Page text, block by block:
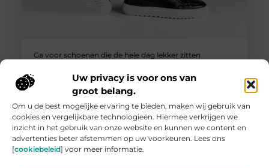
Uw privacy is voor ons van
groot belang.
Om u de best mogelijke ervaring te bieden, maken wij gebruik van
cookies en vergelijkbare technologieën. Hiermee verkrijgen we
inzicht in het gebruik van onze website en kunnen we content en
advertenties beter afstemmen op uw voorkeuren. Lees ons
[cookiebeleid] voor meer informatie.
Ga voor schoenen die de hele dag lekker zitten
hun voeten door. Dan is het wel zo fijn als je schoenen
niet knellen, schuiven of voor pijn zorgen. Met de juiste
meer uit stapt. Hieronder lees je wat echt werkt, van de
aankoop tot het onderhoud. Kies het